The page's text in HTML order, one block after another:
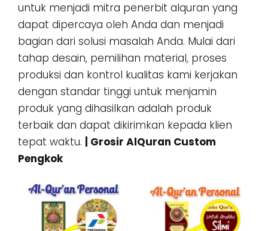
untuk menjadi mitra penerbit alquran yang
dapat dipercaya oleh Anda dan menjadi
bagian dari solusi masalah Anda. Mulai dari
tahap desain, pemilihan material, proses
produksi dan kontrol kualitas kami kerjakan
dengan standar tinggi untuk menjamin
produk yang dihasilkan adalah produk
terbaik dan dapat dikirimkan kepada klien
tepat waktu.
| Grosir AlQuran Custom
Pengkok